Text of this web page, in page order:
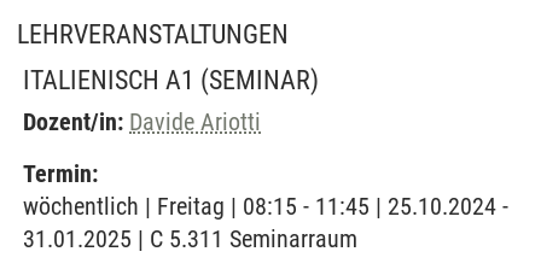
LEHRVERANSTALTUNGEN
ITALIENISCH A1 (SEMINAR)
Dozent/in: Davide Ariotti
Termin:
wöchentlich | Freitag | 08:15 - 11:45 | 25.10.2024 -
31.01.2025 | C 5.311 Seminarraum